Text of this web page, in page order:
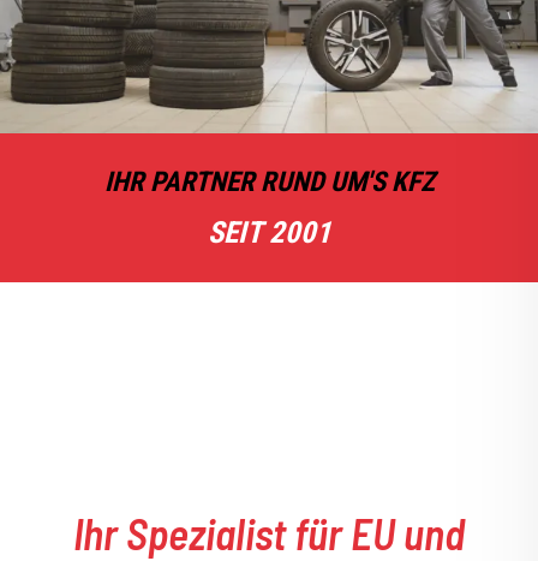
IHR PARTNER RUND UM'S KFZ
SEIT 2001
Ihr Spezialist für EU und